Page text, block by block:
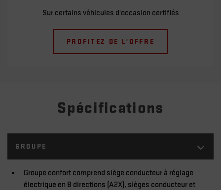
Sur certains véhicules d'occasion certifiés
PROFITEZ DE L'OFFRE
Spécifications
GROUPE
Groupe confort comprend siège conducteur à réglage
électrique en 8 directions (A2X), sièges conducteur et